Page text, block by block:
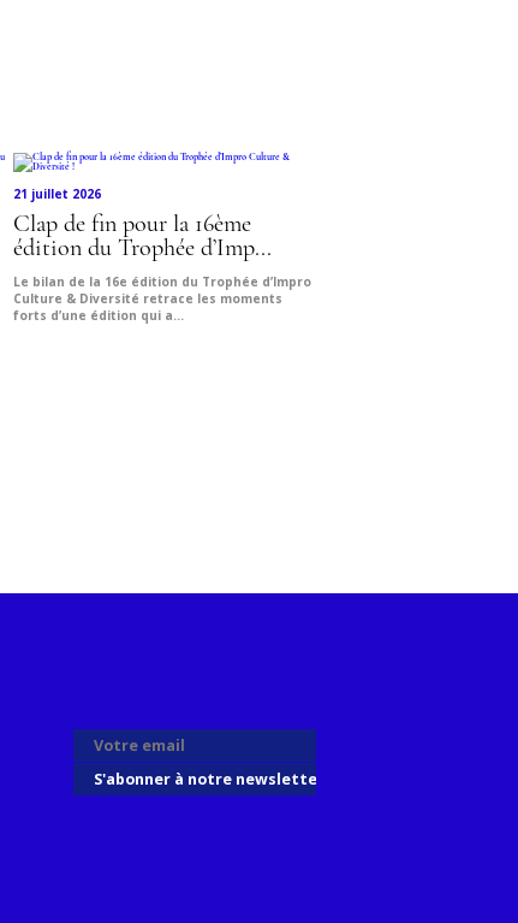
21 juillet 2026
Clap de fin pour la 16ème
édition du Trophée d’Imp...
Le bilan de la 16e édition du Trophée d’Impro
Culture & Diversité retrace les moments
forts d’une édition qui a...